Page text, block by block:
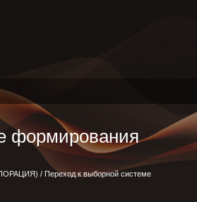
формирования
/ Переход к выборной системе